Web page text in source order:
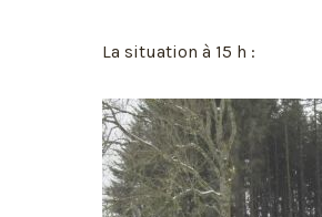
La situation à 15 h :